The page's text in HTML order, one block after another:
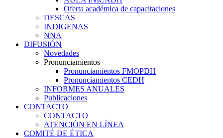
Oferta académica de capacitaciones
DESCAS
INDIGENAS
NNA
DIFUSIÓN
Novedades
Pronunciamientos
Pronunciamientos FMOPDH
Pronunciamientos CEDH
INFORMES ANUALES
Publicaciones
CONTACTO
CONTACTO
ATENCIÓN EN LÍNEA
COMITÉ DE ÉTICA